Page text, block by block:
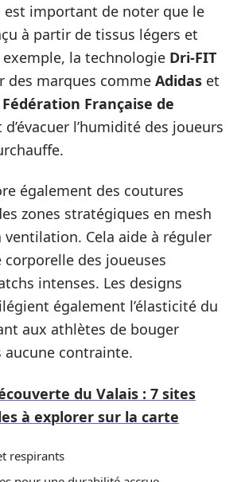
est important de noter que le
à partir de tissus légers et
la technologie Dri-FIT
des marques comme Adidas et
Fédération Française de
l’humidité des joueurs
également des coutures
zones stratégiques en mesh
Cela aide à réguler
des joueuses
intenses. Les designs
également l’élasticité du
aux athlètes de bouger
contrainte.
du Valais : 7 sites
à explorer sur la carte
respirants